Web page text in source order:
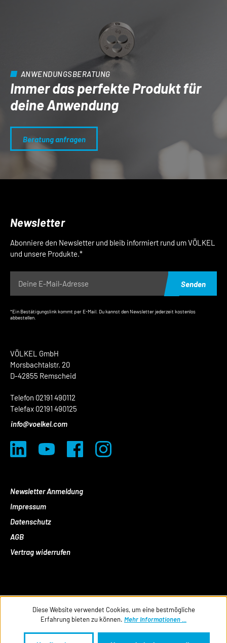
ANWENDUNGSBERATUNG
Immer das perfekte Produkt für
deine Anwendung
Beratung anfragen
VÖLKEL GmbH
Morsbachtalstr. 20
D-42855 Remscheid
Telefon 02191 490112
Telefax 02191 490125
info@voelkel.com
Newsletter Anmeldung
Impressum
Datenschutz
AGB
Vertrag widerrufen
Newsletter
Abonniere den Newsletter und bleib informiert rund um VÖLKEL
und unsere Produkte.*
Senden
*Ein Bestätigungslink kommt per E-Mail. Du kannst den Newsletter jederzeit kostenlos
abbestellen.
Diese Website verwendet Cookies, um eine bestmögliche
Erfahrung bieten zu können. Mehr Informationen ...